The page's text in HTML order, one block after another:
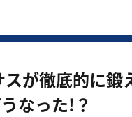
が徹底的に鍛
なった!？